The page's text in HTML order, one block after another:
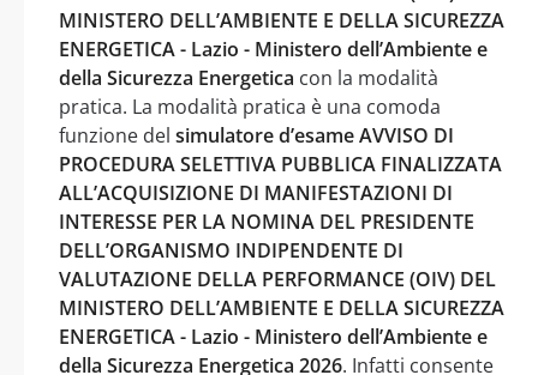
MINISTERO DELL’AMBIENTE E DELLA SICUREZZA
ENERGETICA - Lazio - Ministero dell’Ambiente e
della Sicurezza Energetica con la modalità
pratica. La modalità pratica è una comoda
funzione del simulatore d’esame AVVISO DI
PROCEDURA SELETTIVA PUBBLICA FINALIZZATA
ALL’ACQUISIZIONE DI MANIFESTAZIONI DI
INTERESSE PER LA NOMINA DEL PRESIDENTE
DELL’ORGANISMO INDIPENDENTE DI
VALUTAZIONE DELLA PERFORMANCE (OIV) DEL
MINISTERO DELL’AMBIENTE E DELLA SICUREZZA
ENERGETICA - Lazio - Ministero dell’Ambiente e
della Sicurezza Energetica 2026. Infatti consente